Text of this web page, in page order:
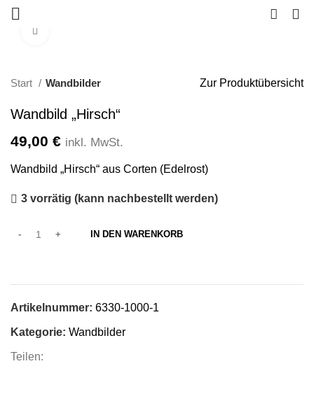
Start Wandbilder Zur Produktübersicht
Wandbild „Hirsch“
49,00 € inkl. MwSt.
Wandbild „Hirsch“ aus Corten (Edelrost)
3 vorrätig (kann nachbestellt werden)
IN DEN WARENKORB
Artikelnummer: 6330-1000-1
Kategorie: Wandbilder
Teilen: